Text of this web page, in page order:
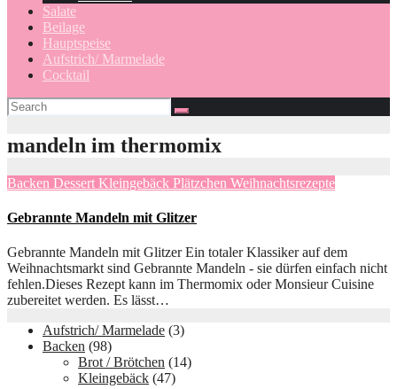
Salate
Beilage
Hauptspeise
Aufstrich/ Marmelade
Cocktail
mandeln im thermomix
Backen Dessert Kleingebäck Plätzchen Weihnachtsrezepte
Gebrannte Mandeln mit Glitzer
Gebrannte Mandeln mit Glitzer Ein totaler Klassiker auf dem
Weihnachtsmarkt sind Gebrannte Mandeln - sie dürfen einfach nicht
fehlen.Dieses Rezept kann im Thermomix oder Monsieur Cuisine
zubereitet werden. Es lässt…
Aufstrich/ Marmelade (3)
Backen (98)
Brot / Brötchen (14)
Kleingebäck (47)